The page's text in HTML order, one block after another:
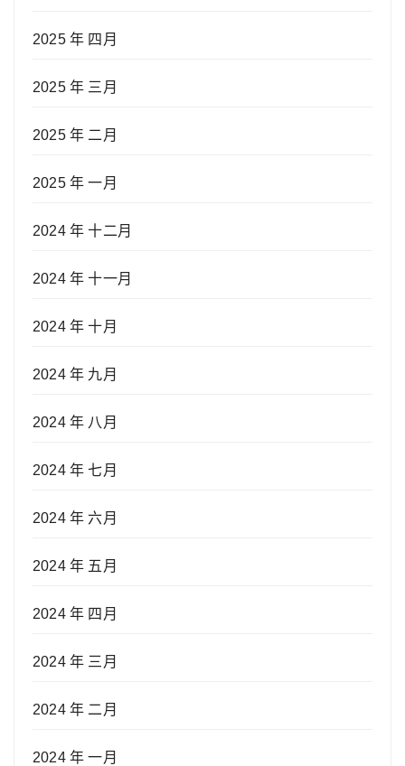
2025 年 四月
2025 年 三月
2025 年 二月
2025 年 一月
2024 年 十二月
2024 年 十一月
2024 年 十月
2024 年 九月
2024 年 八月
2024 年 七月
2024 年 六月
2024 年 五月
2024 年 四月
2024 年 三月
2024 年 二月
2024 年 一月